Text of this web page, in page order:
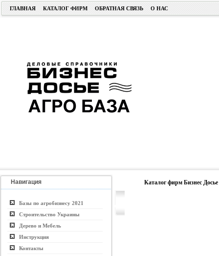
ГЛАВНАЯ КАТАЛОГ ФИРМ ОБРАТНАЯ СВЯЗЬ О НАС
Навигация
Базы по агробизнесу 2021
Строительство Украины
Дерево и Мебель
Инструкция
Контакты
Каталог фирм Бизнес Досье